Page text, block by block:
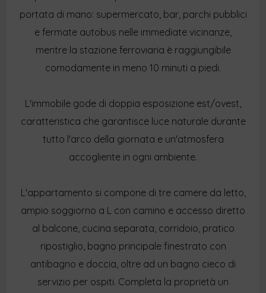
portata di mano: supermercato, bar, parchi pubblici
e fermate autobus nelle immediate vicinanze,
mentre la stazione ferroviaria è raggiungibile
comodamente in meno 10 minuti a piedi.
L'immobile gode di doppia esposizione est/ovest,
caratteristica che garantisce luce naturale durante
tutto l'arco della giornata e un'atmosfera
accogliente in ogni ambiente.
L'appartamento si compone di tre camere da letto,
ampio soggiorno a L con camino e accesso diretto
al balcone, cucina separata, corridoio, pratico
ripostiglio, bagno principale finestrato con
antibagno e doccia, oltre ad un bagno cieco di
servizio per ospiti. Completa la proprietà un